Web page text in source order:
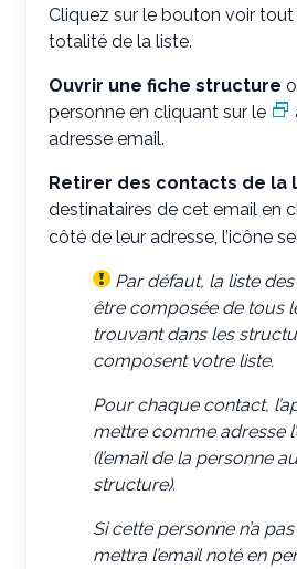
Cliquez sur le bouton voir tout
totalité de la liste.
Ouvrir une fiche structure
personne en cliquant sur le
adresse email.
Retirer des contacts de la
destinataires de cet email en
côté de leur adresse, l’icône
Par défaut, la liste
être composée de tous
trouvant dans les
composent votre liste.
Pour chaque contact,
mettre comme adresse
(l’email de la personne
structure).
Si cette personne n’a
mettra l’email noté en